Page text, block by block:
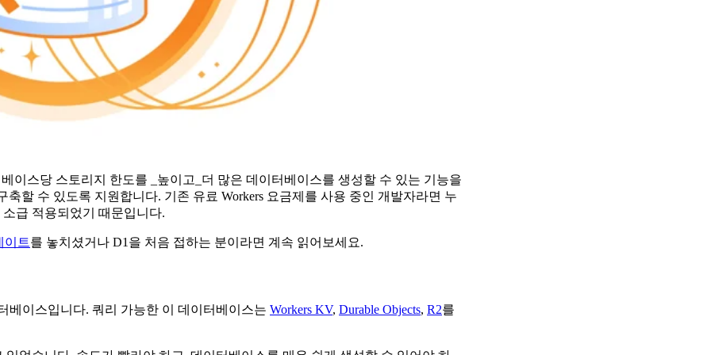
이스당 스토리지 한도를 _높이고_더 많은 데이터베이스를 생성할 수 있는 기능을
할 수 있도록 지원합니다. 기존 유료 Workers 요금제를 사용 중인 개발자라면 누
급 적용되었기 때문입니다.
이트를 놓치셨거나 D1을 처음 접하는 분이라면 계속 읽어보세요.
베이스입니다. 쿼리 가능한 이 데이터베이스는 Workers KV, Durable Objects, R2를